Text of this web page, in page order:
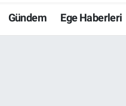
Gündem Ege Haberleri